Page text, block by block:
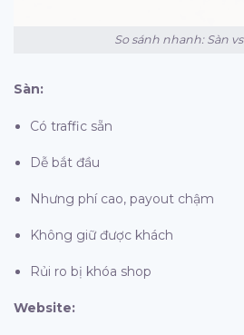
So sánh nhanh: Sàn
Sàn:
Có traffic sẵn
Dễ bắt đầu
Nhưng phí cao, payout chậm
Không giữ được khách
Rủi ro bị khóa shop
Website: